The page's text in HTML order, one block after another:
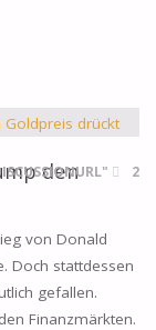
den
2
von Donald
Doch stattdessen
gefallen.
Finanzmärkten.